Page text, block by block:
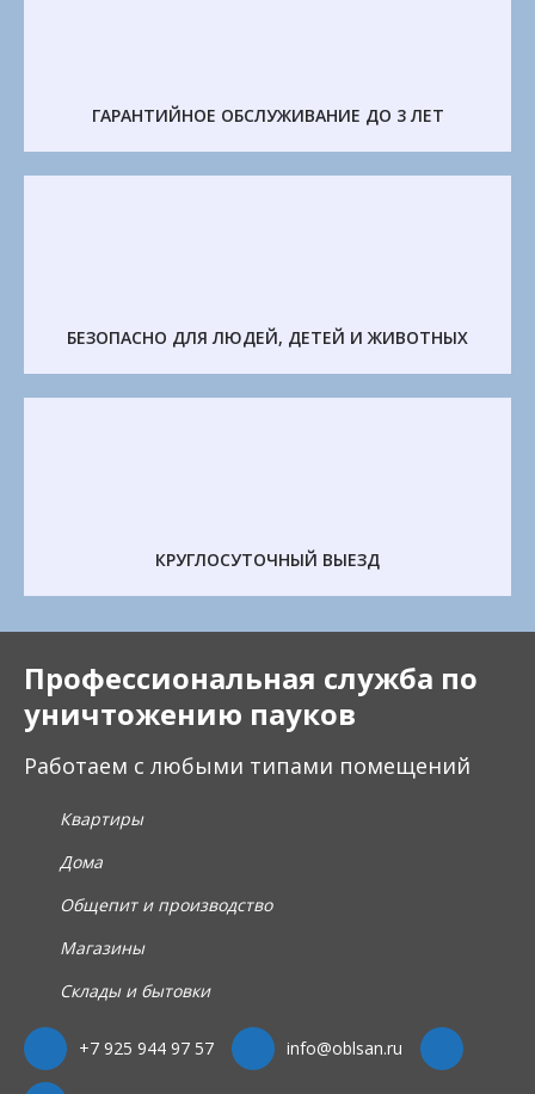
ГАРАНТИЙНОЕ ОБСЛУЖИВАНИЕ ДО 3 ЛЕТ
БЕЗОПАСНО ДЛЯ ЛЮДЕЙ, ДЕТЕЙ И ЖИВОТНЫХ
КРУГЛОСУТОЧНЫЙ ВЫЕЗД
Профессиональная служба по
уничтожению пауков
Работаем с любыми типами помещений
Квартиры
Дома
Общепит и производство
Магазины
Склады и бытовки
+7 925 944 97 57 info@oblsan.ru